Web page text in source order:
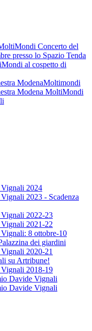
Concerto del
presso lo Spazio Tenda
al cospetto di
ModenaMoltimondi
Modena MoltiMondi
2024
2023 - Scadenza
2022-23
2021-22
8 ottobre-10
dei giardini
2020-21
su Artribune!
2018-19
Davide Vignali
Davide Vignali